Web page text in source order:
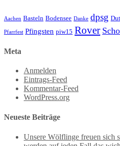
Aachen Basteln Bodensee Danke dpsg
Pfarrfest Pfingsten piw15 Rover
Meta
Anmelden
Eintrags-Feed
Kommentar-Feed
WordPress.org
Neueste Beiträge
Unsere Wölflinge freuen sich